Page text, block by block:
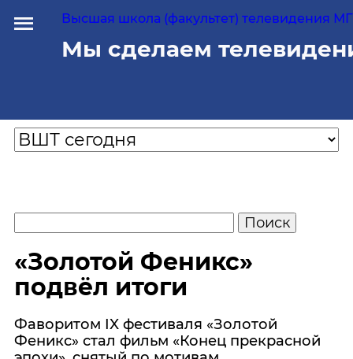
Высшая школа (факультет) телевидения
Мы сделаем
«Золотой Феникс»
подвёл итоги
Фаворитом IX фестиваля «Золотой
Феникс» стал фильм «Конец прекрасной